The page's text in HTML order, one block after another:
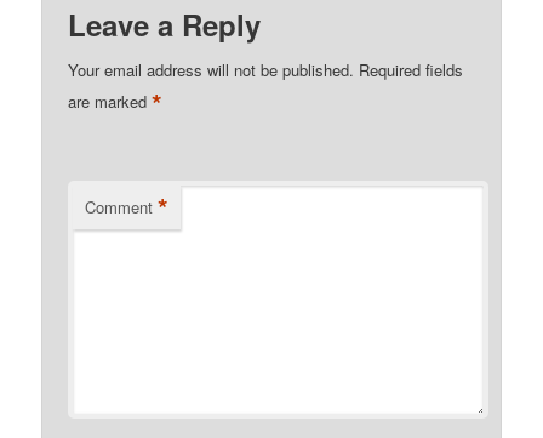
Leave a Reply
Your email address will not be published. Required fields
are marked*
Comment *